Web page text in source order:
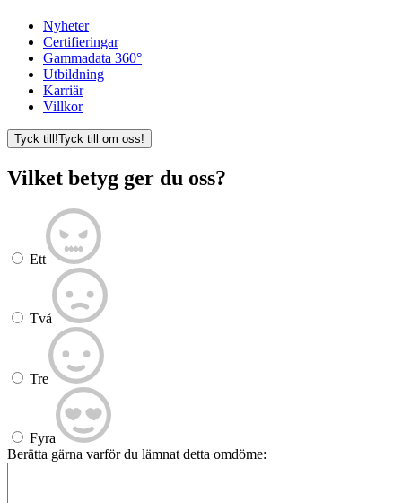
Nyheter
Certifieringar
Gammadata 360°
Utbildning
Karriär
Villkor
Tyck till!Tyck till om oss!
Vilket betyg ger du oss?
Ett
Två
Tre
Fyra
Berätta gärna varför du lämnat detta omdöme: